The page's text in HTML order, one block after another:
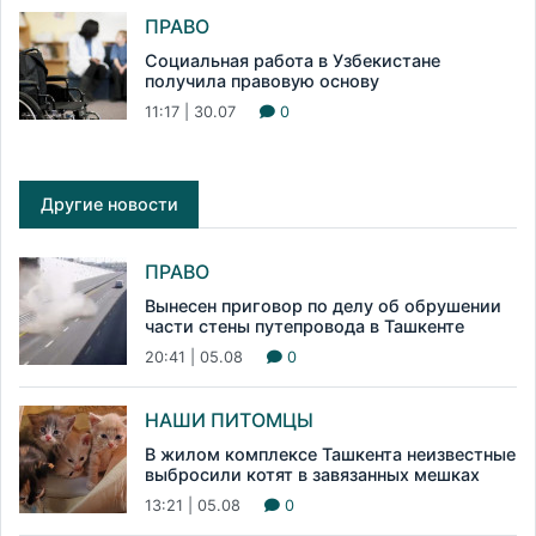
ПРАВО
Социальная работа в Узбекистане
получила правовую основу
11:17 | 30.07 0
Другие новости
ПРАВО
Вынесен приговор по делу об обрушении
части стены путепровода в Ташкенте
20:41 | 05.08 0
НАШИ ПИТОМЦЫ
В жилом комплексе Ташкента неизвестные
выбросили котят в завязанных мешках
13:21 | 05.08 0